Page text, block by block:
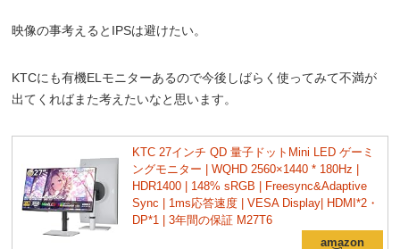
映像の事考えるとIPSは避けたい。
KTCにも有機ELモニターあるので今後しばらく使ってみて不満が
出てくればまた考えたいなと思います。
KTC 27インチ QD 量子ドットMini LED ゲーミ
ングモニター | WQHD 2560×1440 * 180Hz |
HDR1400 | 148% sRGB | Freesync&Adaptive
Sync | 1ms応答速度 | VESA Display| HDMI*2・
DP*1 | 3年間の保証 M27T6